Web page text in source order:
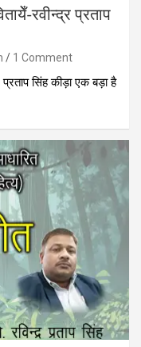
रवीन्द्र प्रताप
1 Comment
प्रताप सिंह कीड़ा एक बड़ा है